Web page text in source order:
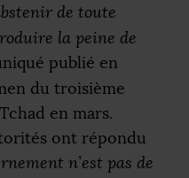
de toute
la peine de
publié en
du troisième
en mars.
ont répondu
n’est pas de